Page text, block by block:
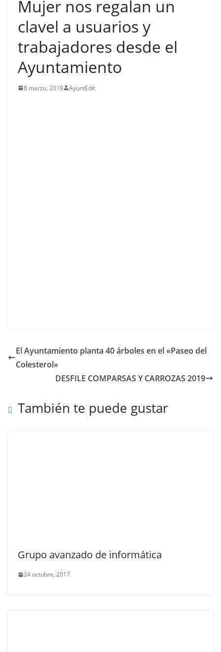
Mujer nos regalan un
clavel a usuarios y
trabajadores desde el
Ayuntamiento
8 marzo, 2019 AyuntEdit
El Ayuntamiento planta 40 árboles en el «Paseo del
Colesterol»
DESFILE COMPARSAS Y CARROZAS 2019
También te puede gustar
Grupo avanzado de informática
24 octubre, 2017